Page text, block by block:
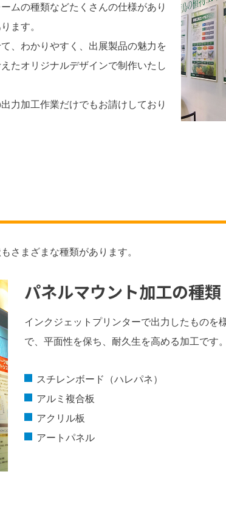
ムの種類などたくさんの仕様があり
ます。
、わかりやすく、出展製品の魅力を
たオリジナルデザインで制作いたし
力加工作業だけでもお請けしており
さまざまな種類があります。
パネルマウント加工の種類
インクジェットプリンターで出力したものを
で、平面性を保ち、耐久生を高める加工です。
スチレンボード（ハレパネ）
アルミ複合板
アクリル板
アートパネル